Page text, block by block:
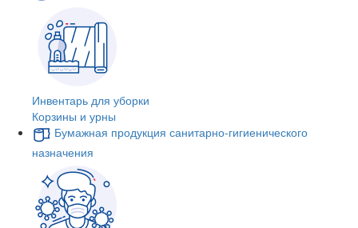
Инвентарь для уборки
Корзины и урны
Бумажная продукция санитарно-гигиенического
назначения